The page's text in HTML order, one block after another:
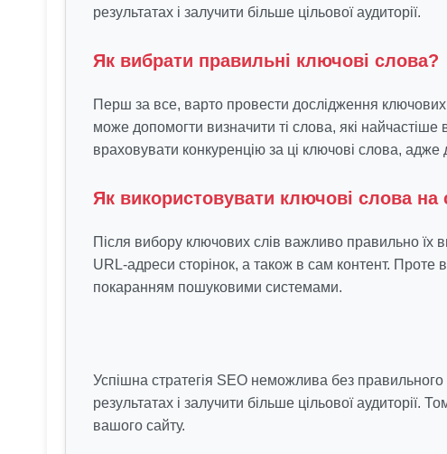
результатах і залучити більше цільової аудиторії.
Як вибрати правильні ключові слова?
Перш за все, варто провести дослідження
може допомогти визначити ті слова, які
враховувати конкуренцію за ці ключові слова,
Як використовувати ключові слова на
Після вибору ключових слів важливо правильно їх
URL-адреси сторінок, а також в сам контент.
покаранням пошуковими системами.
Успішна стратегія SEO неможлива без
результатах і залучити більше цільової аудиторії.
вашого сайту.